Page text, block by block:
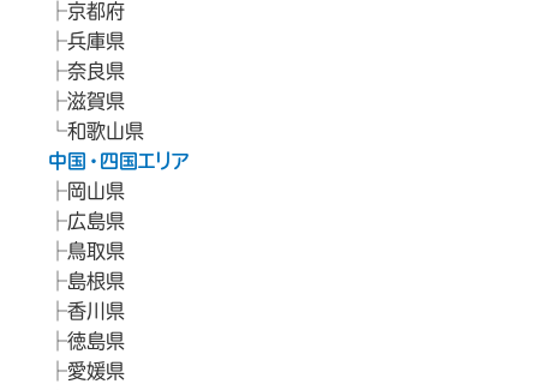
京都府
兵庫県
奈良県
滋賀県
和歌山県
中国・四国エリア
岡山県
広島県
鳥取県
島根県
香川県
徳島県
愛媛県